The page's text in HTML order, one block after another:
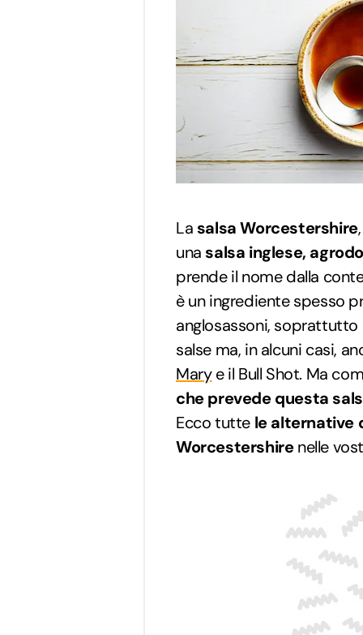
La salsa Worcestershire
una salsa inglese,
prende il nome dalla
è un ingrediente spesso
anglosassoni, soprattutto
salse ma, in alcuni casi,
Marye il Bull Shot. Ma
che prevede questa
Ecco tutte le alternative
Worcestershirenelle